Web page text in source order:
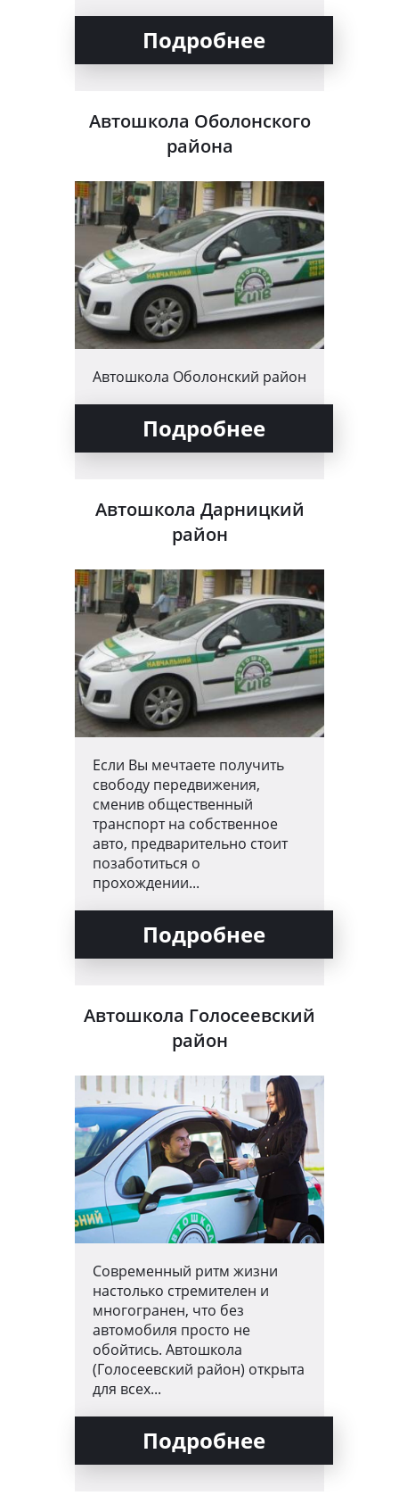
Подробнее
Автошкола Оболонского
района
Автошкола Оболонский район
Подробнее
Автошкола Дарницкий
район
Если Вы мечтаете получить
свободу передвижения,
сменив общественный
транспорт на собственное
авто, предварительно стоит
позаботиться о
прохождении...
Подробнее
Автошкола Голосеевский
район
Современный ритм жизни
настолько стремителен и
многогранен, что без
автомобиля просто не
обойтись. Автошкола
(Голосеевский район) открыта
для всех...
Подробнее